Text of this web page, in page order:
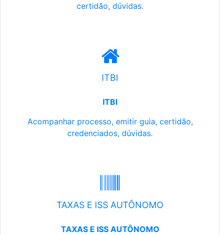
certidão, dúvidas.
ITBI
ITBI
Acompanhar processo, emitir guia, certidão,
credenciados, dúvidas.
TAXAS E ISS AUTÔNOMO
TAXAS E ISS AUTÔNOMO